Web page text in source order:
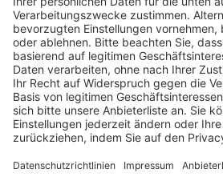
Schulungsangebot Vereinsmitarbeiter
BFV-Geschäftsstellen
Trainerbörse
Login SpielPlus
FOLGE DEM BFV